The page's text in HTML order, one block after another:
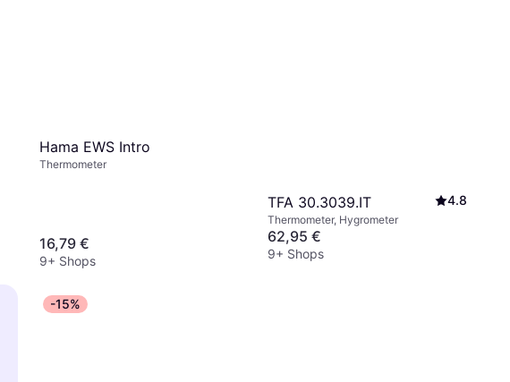
Hama EWS Intro
Thermometer
16,79 €
9+ Shops
TFA 30.3039.IT 4.8
Thermometer, Hygrometer
62,95 €
9+ Shops
-15%